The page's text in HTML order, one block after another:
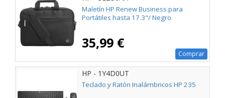
Maletín HP Renew Business para
Portátiles hasta 17.3"/ Negro
35,99 €
Comprar
HP - 1Y4D0UT
Teclado y Ratón Inalámbricos HP 235